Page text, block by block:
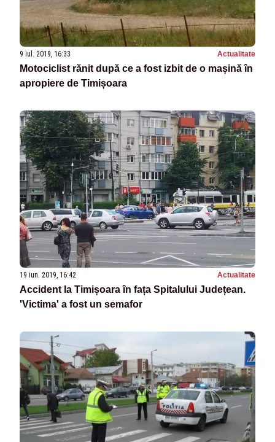
9 iul. 2019, 16:33 Actualitate
Motociclist rănit după ce a fost izbit de o mașină în
apropiere de Timișoara
19 iun. 2019, 16:42 Actualitate
Accident la Timișoara în fața Spitalului Județean.
'Victima' a fost un semafor